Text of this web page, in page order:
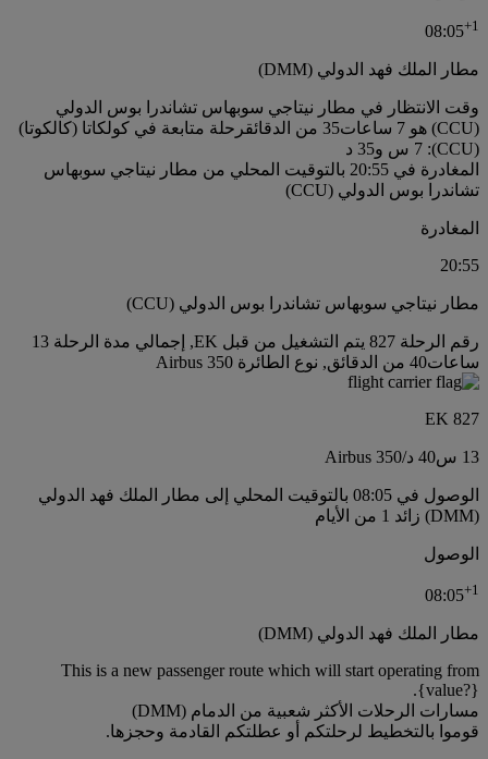
08:05+1
مطار الملك فهد الدولي (DMM)
وقت الانتظار في مطار نيتاجي سوبهاس تشاندرا بوس الدولي
(CCU) هو 7 ساعات35 من الدقائق
رحلة متابعة في كولكاتا (كالكوتا)
(CCU): 7 س و35 د
المغادرة في 20:55 بالتوقيت المحلي من مطار نيتاجي سوبهاس
تشاندرا بوس الدولي (CCU)
المغادرة
20:55
مطار نيتاجي سوبهاس تشاندرا بوس الدولي (CCU)
رقم الرحلة 827 يتم التشغيل من قبل EK, إجمالي مدة الرحلة 13
ساعات40 من الدقائق, نوع الطائرة Airbus 350
EK 827
13 س 40 د /
Airbus 350
الوصول في 08:05 بالتوقيت المحلي إلى مطار الملك فهد الدولي
(DMM) زائد 1 من الأيام
الوصول
08:05+1
مطار الملك فهد الدولي (DMM)
This is a new passenger route which will start operating from
{value?}.
مسارات الرحلات الأكثر شعبية من الدمام (DMM)
قوموا بالتخطيط لرحلتكم أو عطلتكم القادمة وحجزها.